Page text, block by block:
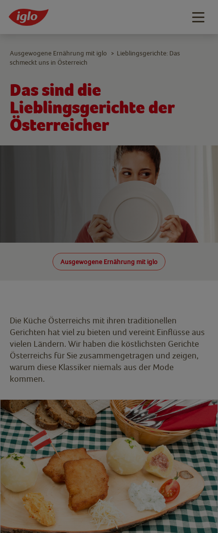
Das sind die
Lieblingsgerichte der
Österreicher
Ausgewogene Ernährung mit iglo
Ausgewogene Ernährung mit iglo > Lieblingsgerichte: Das
schmeckt uns in Österreich
Die Küche Österreichs mit ihren traditionellen
Gerichten hat viel zu bieten und vereint Einflüsse aus
vielen Ländern. Wir haben die köstlichsten Gerichte
Österreichs für Sie zusammengetragen und zeigen,
warum diese Klassiker niemals aus der Mode
kommen.